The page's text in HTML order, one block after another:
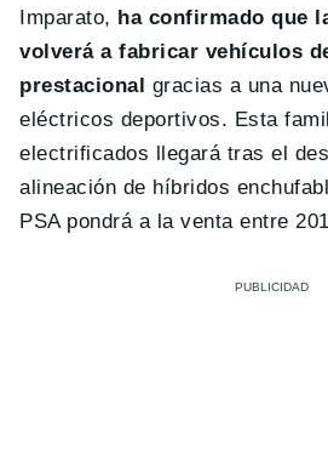
Imparato, ha confirmado que
volverá a fabricar vehículos
prestacional gracias a una
eléctricos deportivos. Esta
electrificados llegará tras el
alineación de híbridos
PSA pondrá a la venta entre